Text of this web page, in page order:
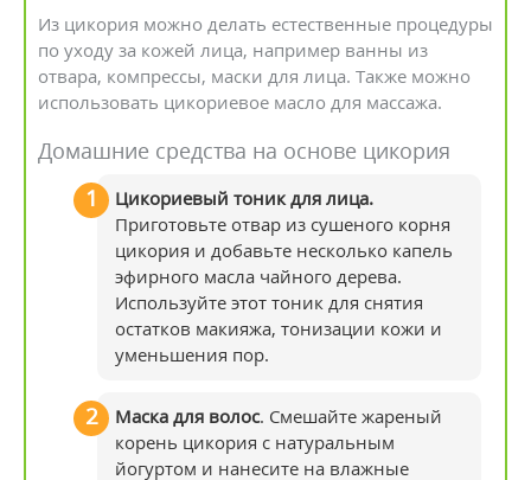
Из цикория можно делать естественные процедуры
по уходу за кожей лица, например ванны из
отвара, компрессы, маски для лица. Также можно
использовать цикориевое масло для массажа.
Домашние средства на основе цикория
Цикориевый тоник для лица.
Приготовьте отвар из сушеного корня
цикория и добавьте несколько капель
эфирного масла чайного дерева.
Используйте этот тоник для снятия
остатков макияжа, тонизации кожи и
уменьшения пор.
Маска для волос. Смешайте жареный
корень цикория с натуральным
йогуртом и нанесите на влажные